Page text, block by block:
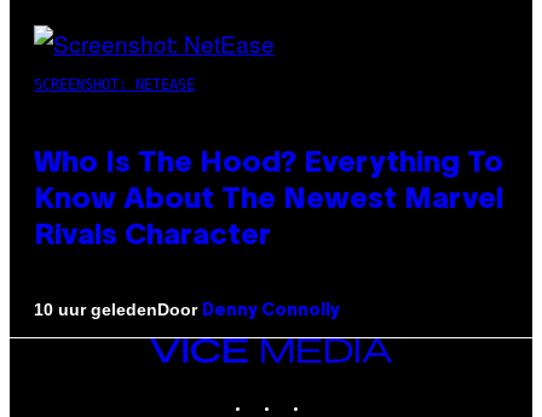
SCREENSHOT: NETEASE
Who Is The Hood? Everything To
Know About The Newest Marvel
Rivals Character
10 uur geledenDoor Denny Connolly
VICE
MEDIA